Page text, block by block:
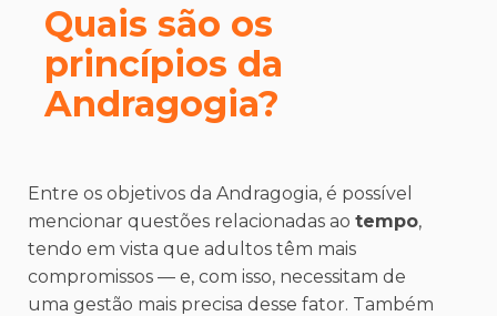
Quais são os
princípios da
Andragogia?
Entre os objetivos da Andragogia, é possível
mencionar questões relacionadas ao tempo,
tendo em vista que adultos têm mais
compromissos — e, com isso, necessitam de
uma gestão mais precisa desse fator. Também